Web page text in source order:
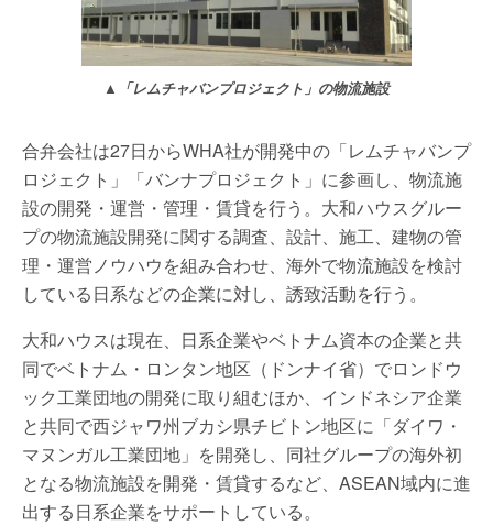
▲「レムチャバンプロジェクト」の物流施設
合弁会社は27日からWHA社が開発中の「レムチャバンプ
ロジェクト」「バンナプロジェクト」に参画し、物流施
設の開発・運営・管理・賃貸を行う。大和ハウスグルー
プの物流施設開発に関する調査、設計、施工、建物の管
理・運営ノウハウを組み合わせ、海外で物流施設を検討
している日系などの企業に対し、誘致活動を行う。
大和ハウスは現在、日系企業やベトナム資本の企業と共
同でベトナム・ロンタン地区（ドンナイ省）でロンドウ
ック工業団地の開発に取り組むほか、インドネシア企業
と共同で西ジャワ州ブカシ県チビトン地区に「ダイワ・
マヌンガル工業団地」を開発し、同社グループの海外初
となる物流施設を開発・賃貸するなど、ASEAN域内に進
出する日系企業をサポートしている。